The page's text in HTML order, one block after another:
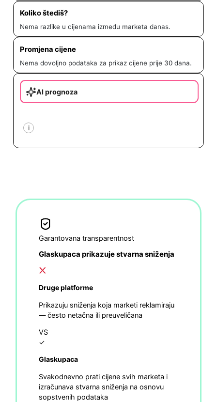
Koliko štediš?
Nema razlike u cijenama između marketa danas.
Promjena cijene
Nema dovoljno podataka za prikaz cijene prije 30 dana.
AI prognoza
i
Garantovana transparentnost
Glaskupaca prikazuje stvarna sniženja
Druge platforme
Prikazuju sniženja koja marketi reklamiraju
— često netačna ili preuveličana
VS
✓
Glaskupaca
Svakodnevno prati cijene svih marketa i
izračunava stvarna sniženja na osnovu
sopstvenih podataka